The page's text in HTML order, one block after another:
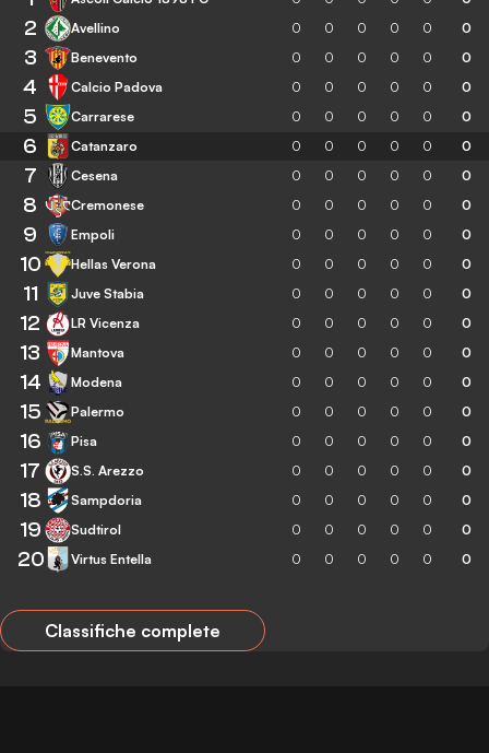
2 Avellino 0 0 0 0 0 0
3 Benevento 0 0 0 0 0 0
4 Calcio Padova 0 0 0 0 0 0
5 Carrarese 0 0 0 0 0 0
6 Catanzaro 0 0 0 0 0 0
7 Cesena 0 0 0 0 0 0
8 Cremonese 0 0 0 0 0 0
9 Empoli 0 0 0 0 0 0
10 Hellas Verona 0 0 0 0 0 0
11 Juve Stabia 0 0 0 0 0 0
12 LR Vicenza 0 0 0 0 0 0
13 Mantova 0 0 0 0 0 0
14 Modena 0 0 0 0 0 0
15 Palermo 0 0 0 0 0 0
16 Pisa 0 0 0 0 0 0
17 S.S. Arezzo 0 0 0 0 0 0
18 Sampdoria 0 0 0 0 0 0
19 Sudtirol 0 0 0 0 0 0
20 Virtus Entella 0 0 0 0 0 0
Classifiche complete